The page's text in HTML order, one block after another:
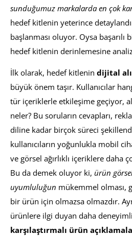
sunduğumuz markalarda en çok
hedef kitlenin yeterince
başlanması oluyor. Oysa başarılı
hedef kitlenin derinlemesine
İlk olarak, hedef kitlenin dijital
büyük önem taşır. Kullanıcılar
tür içeriklerle etkileşime geçiyor,
neler? Bu soruların cevapları,
diline kadar birçok süreci
kullanıcıların yoğunlukla mobil
ve görsel ağırlıklı içeriklere daha
Bu da demek oluyor ki, ürün
uyumluluğun mükemmel olması,
bir ürün için olmazsa olmazdır.
ürünlere ilgi duyan daha
karşılaştırmalı ürün